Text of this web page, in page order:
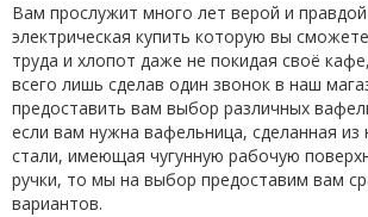
Вам прослужит много лет верой и
электрическая купить которую вы
труда и хлопот даже не покидая своё
всего лишь сделав один звонок в наш
предоставить вам выбор различных
если вам нужна вафельница, сделанная
стали, имеющая чугунную рабочую
ручки, то мы на выбор предоставим вам
вариантов.